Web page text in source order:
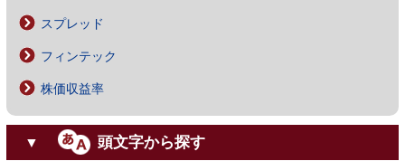
スプレッド
フィンテック
株価収益率
▼ 頭文字から探す